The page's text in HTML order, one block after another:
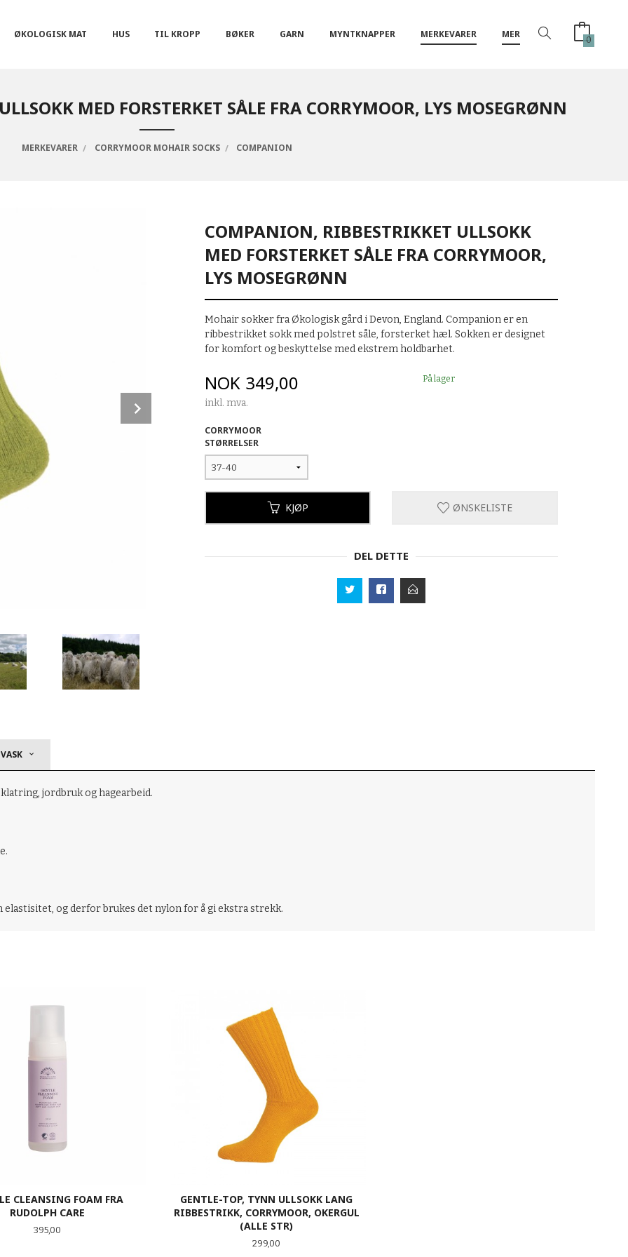
ØKOLOGISK MAT HUS TIL KROPP BØKER GARN MYNTKNAPPER MERKEVARER MER 0
MED FORSTERKET SÅLE FRA CORRYMOOR, LYS MOSEGRØNN
MERKEVARER CORRYMOOR MOHAIR SOCKS COMPANION
COMPANION, RIBBESTRIKKET ULLSOKK
MED FORSTERKET SÅLE FRA CORRYMOOR,
LYS MOSEGRØNN
Mohair sokker fra Økologisk gård i Devon, England. Companion er en
ribbestrikket sokk med polstret såle, forsterket hæl. Sokken er designet
for komfort og beskyttelse med ekstrem holdbarhet.
Pris
NOK 349,00
inkl. mva.
På lager
CORRYMOOR
STØRRELSER
KJØP ØNSKELISTE
DEL DETTE
jordbruk og hagearbeid.
og derfor brukes det nylon for å gi ekstra strekk.
CLEANSING FOAM FRA
RUDOLPH CARE
Pris
395,00
GENTLE-TOP, TYNN ULLSOKK LANG
RIBBESTRIKK, CORRYMOOR, OKERGUL
(ALLE STR)
Pris
299,00